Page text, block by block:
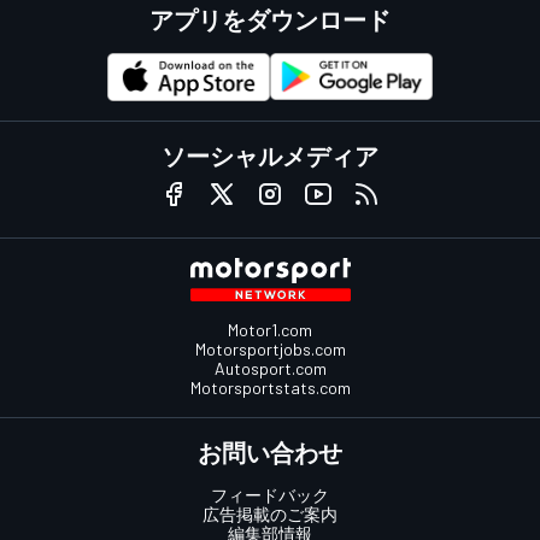
アプリをダウンロード
ソーシャルメディア
Motor1.com
Motorsportjobs.com
Autosport.com
Motorsportstats.com
お問い合わせ
フィードバック
広告掲載のご案内
編集部情報